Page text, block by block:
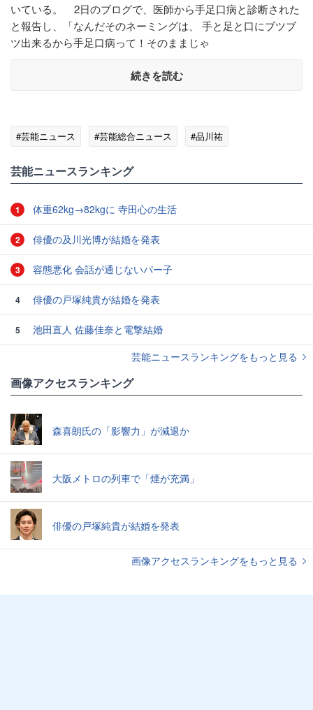
いている。 2日のブログで、医師から手足口病と診断された
と報告し、「なんだそのネーミングは、 手と足と口にブツブ
ツ出来るから手足口病って！そのままじゃ
続きを読む
#芸能ニュース #芸能総合ニュース #品川祐
芸能ニュースランキング
1 体重62kg→82kgに 寺田心の生活
2 俳優の及川光博が結婚を発表
3 容態悪化 会話が通じないパー子
4 俳優の戸塚純貴が結婚を発表
5
池田直人 佐藤佳奈と電撃結婚
芸能ニュースランキングをもっと見る
画像アクセスランキング
森喜朗氏の「影響力」が減退か
大阪メトロの列車で「煙が充満」
俳優の戸塚純貴が結婚を発表
画像アクセスランキングをもっと見る